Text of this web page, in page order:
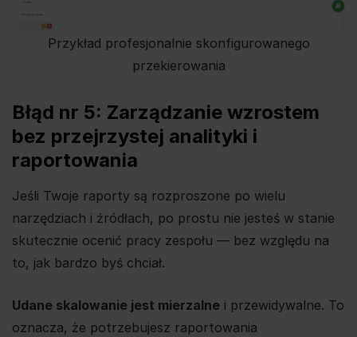
Przykład profesjonalnie skonfigurowanego
przekierowania
Błąd nr 5: Zarządzanie wzrostem
bez przejrzystej analityki i
raportowania
Jeśli Twoje raporty są rozproszone po wielu
narzędziach i źródłach, po prostu nie jesteś w stanie
skutecznie ocenić pracy zespołu — bez względu na
to, jak bardzo byś chciał.
Udane skalowanie jest mierzalne i przewidywalne. To
oznacza, że potrzebujesz raportowania